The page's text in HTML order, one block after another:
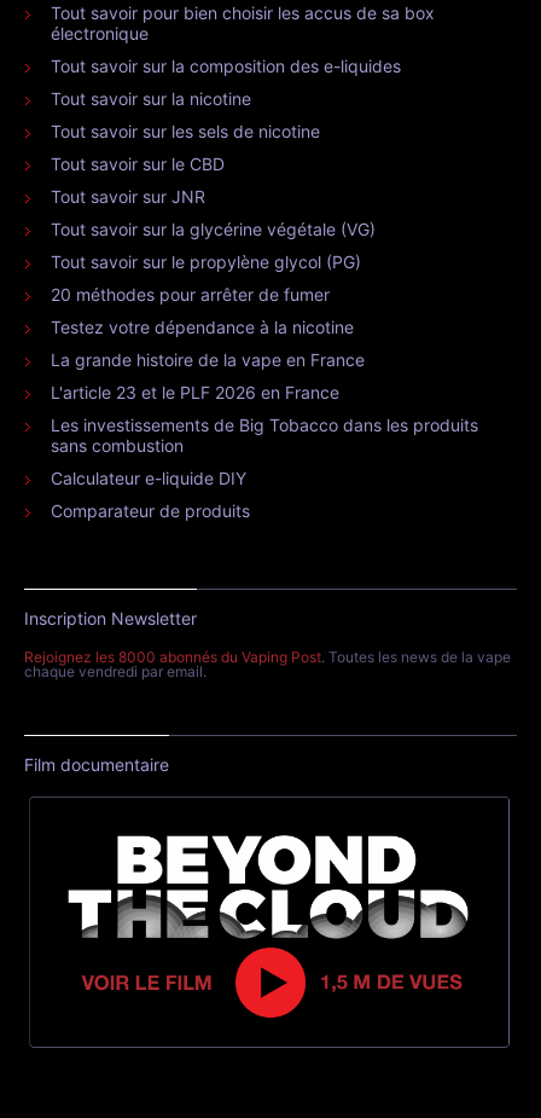
Tout savoir pour bien choisir les accus de sa box
électronique
Tout savoir sur la composition des e-liquides
Tout savoir sur la nicotine
Tout savoir sur les sels de nicotine
Tout savoir sur le CBD
Tout savoir sur JNR
Tout savoir sur la glycérine végétale (VG)
Tout savoir sur le propylène glycol (PG)
20 méthodes pour arrêter de fumer
Testez votre dépendance à la nicotine
La grande histoire de la vape en France
L'article 23 et le PLF 2026 en France
Les investissements de Big Tobacco dans les produits
sans combustion
Calculateur e-liquide DIY
Comparateur de produits
Inscription Newsletter
Rejoignez les 8000 abonnés du Vaping Post. Toutes les news de la vape
chaque vendredi par email.
Film documentaire